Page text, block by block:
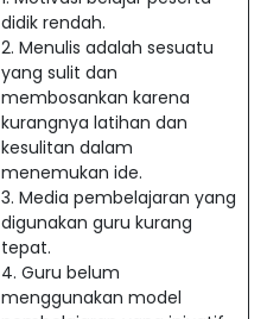
didik rendah.
2. Menulis adalah sesuatu
yang sulit dan
membosankan karena
kurangnya latihan dan
kesulitan dalam
menemukan ide.
3. Media pembelajaran yang
digunakan guru kurang
tepat.
4. Guru belum
menggunakan model